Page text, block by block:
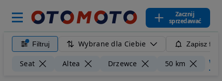
Zacznij
sprzedawać
Filtruj Wybrane dla Ciebie Zapisz
Seat Altea Drzewce 50 km